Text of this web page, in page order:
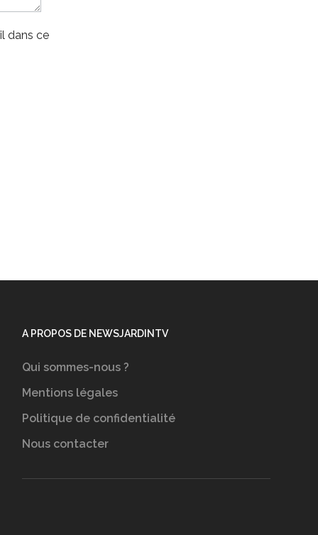
dans ce
A PROPOS DE NEWSJARDINTV
Qui sommes-nous ?
Mentions légales
Politique de confidentialité
Nous contacter